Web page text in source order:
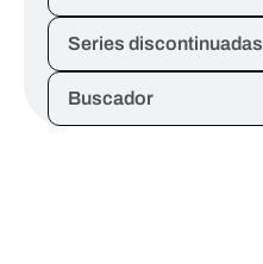
Series discontinuadas
Buscador